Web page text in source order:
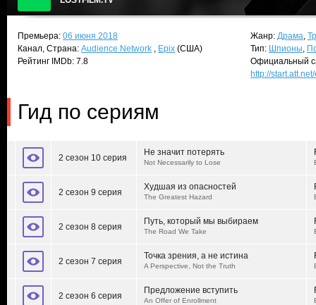
Премьера: 06 июня 2018
Канал, Страна: Audience Network , Epix (США)
Рейтинг IMDb: 7.8
Жанр: Драма,
Тип: Шпионы,
Официальный
http://
Гид по сериям
2 сезон 10 серия
Не значит потерять
Not Necessarily to Lose
2 сезон 9 серия
Худшая из опасностей
The Greatest Hazard
2 сезон 8 серия
Путь, который мы выбираем
The Road We Take
2 сезон 7 серия
Точка зрения, а не истина
A Perspective, Not the Truth
2 сезон 6 серия
Предложение вступить
An Offer of Enrollment